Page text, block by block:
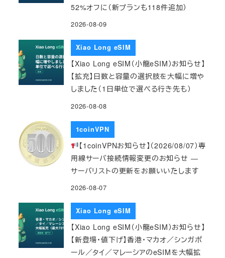
52%オフに（新プランも118件追加）
2026-08-09
Xiao Long eSIM
【Xiao Long eSIM（小龍eSIM）お知らせ】
【拡充】日数と容量の選択肢を大幅に増や
しました（1日単位で選べる行き先も）
2026-08-08
1coinVPN
【1coinVPNお知らせ】（2026/08/07）専
用線サーバ接続情報変更のお知らせ ―
サーバリストの更新をお願いいたします
2026-08-07
Xiao Long eSIM
【Xiao Long eSIM（小龍eSIM）お知らせ】
【新登場・値下げ】香港・マカオ／シンガポ
ール／タイ／マレーシアのeSIMを大幅拡